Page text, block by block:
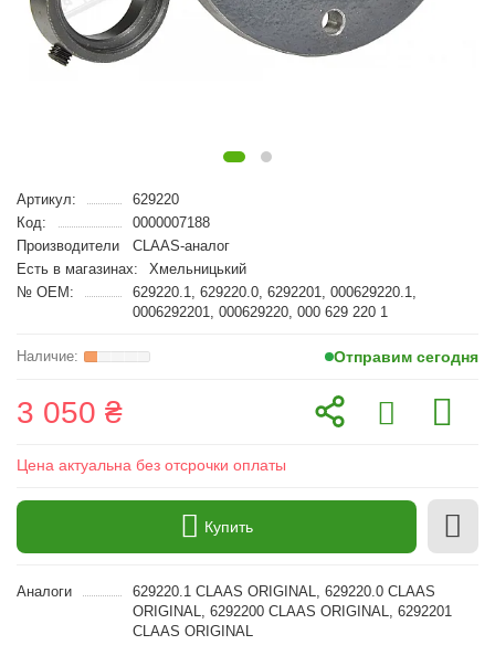
Артикул:
629220
Код:
0000007188
Производители
CLAAS-аналог
Есть в магазинах:
Хмельницький
№ OEM:
629220.1, 629220.0, 6292201, 000629220.1,
0006292201, 000629220, 000 629 220 1
Отправим сегодня
3 050 ₴
Цена актуальна без отсрочки оплаты
Купить
Аналоги
629220.1 CLAAS ORIGINAL, 629220.0 CLAAS
ORIGINAL, 6292200 CLAAS ORIGINAL, 6292201
CLAAS ORIGINAL